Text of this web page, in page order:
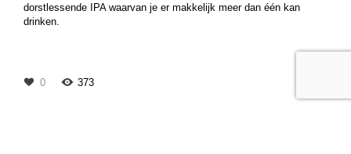
dorstlessende IPA waarvan je er makkelijk meer dan één kan
drinken.
0 373